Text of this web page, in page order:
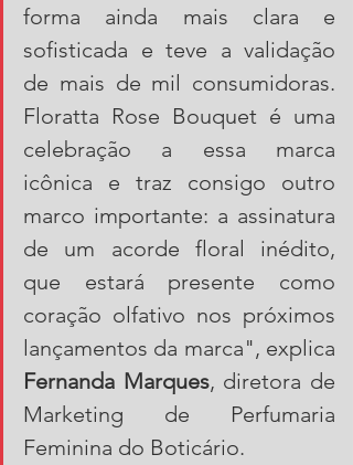
forma ainda mais clara e
sofisticada e teve a validação
de mais de mil consumidoras.
Floratta Rose Bouquet é uma
celebração a essa marca
icônica e traz consigo outro
marco importante: a assinatura
de um acorde floral inédito,
que estará presente como
coração olfativo nos próximos
Fernanda Marques, diretora de
Marketing de Perfumaria
Feminina do Boticário.